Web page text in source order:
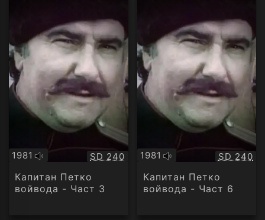
1981
Оригинално
аудио
Качество:
SD 240
Капитан Петко
войвода - Част 3
1981
Оригинално
аудио
SD 240
Капитан Петко
войвода - Част 6